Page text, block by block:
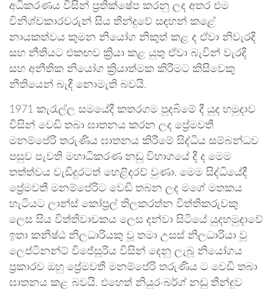
අධිකරණය විසින් ප්‍රතික්ෂේප කරනු ලද අතර එම
විනිශ්චකාරවරුන් සිය තීන්දුවේ සඳහන් කළේ
නායකත්වය කුමන නියෝග නිකුත් කළ ද ඒවා නිවැරදි
සහ නීතියට එකඟව ක්‍රියා කළ යුතු ඒවා බැවින් වැරදි
සහ අනීතික නියෝග ක්‍රියාත්මක කිරීමට කිසිවෙකු
නීතියෙන් බැඳී නොමැති බවයි.
1971 කැරැල්ල සමයේදී කතරගම පුදබිමේ දී යුද හමුදාව
විසින් වෙඩි තබා ඝාතනය කරන ලද ⁣ප්‍රේමවතී
මනම්පේරි තරුණිය ඝාතනය කිරීමේ සිද්ධිය සම්බන්ධව
පසුව පැවති මහාධිකරණ නඩු විභාගයේ දී ද මෙම
තත්ත්වය වැඩිදුරටත් හෙළිදරව් වුණා. මෙම සිද්ධියේදී
ප්‍රේමවතී මනම්පේරිට වෙඩි තබන ලද මගේ මතකය
හැටියට ලාන්ස් කෝප්‍රල් තිලකරත්න විත්තිකරුවකු
ලෙස සිය විත්තිවාචකය ලෙස දන්වා සිටියේ යුදහමුදාවේ
ඉතා කනිෂ්ඨ නිලධාරියකු වූ තමා උසස් නිලධාරියා වූ
ලෙප්ටිනන්ට් විජේසූරිය විසින් දෙනු ලැබූ නියෝගය
ප්‍රකාරව ඔහු ප්‍රේමවතී මනම්පේරි තරුණිය ට වෙඩි තබා
ඝාතනය කළ බවයි. එහෙත් නියුරංබර්ග් නඩු තීන්දුව